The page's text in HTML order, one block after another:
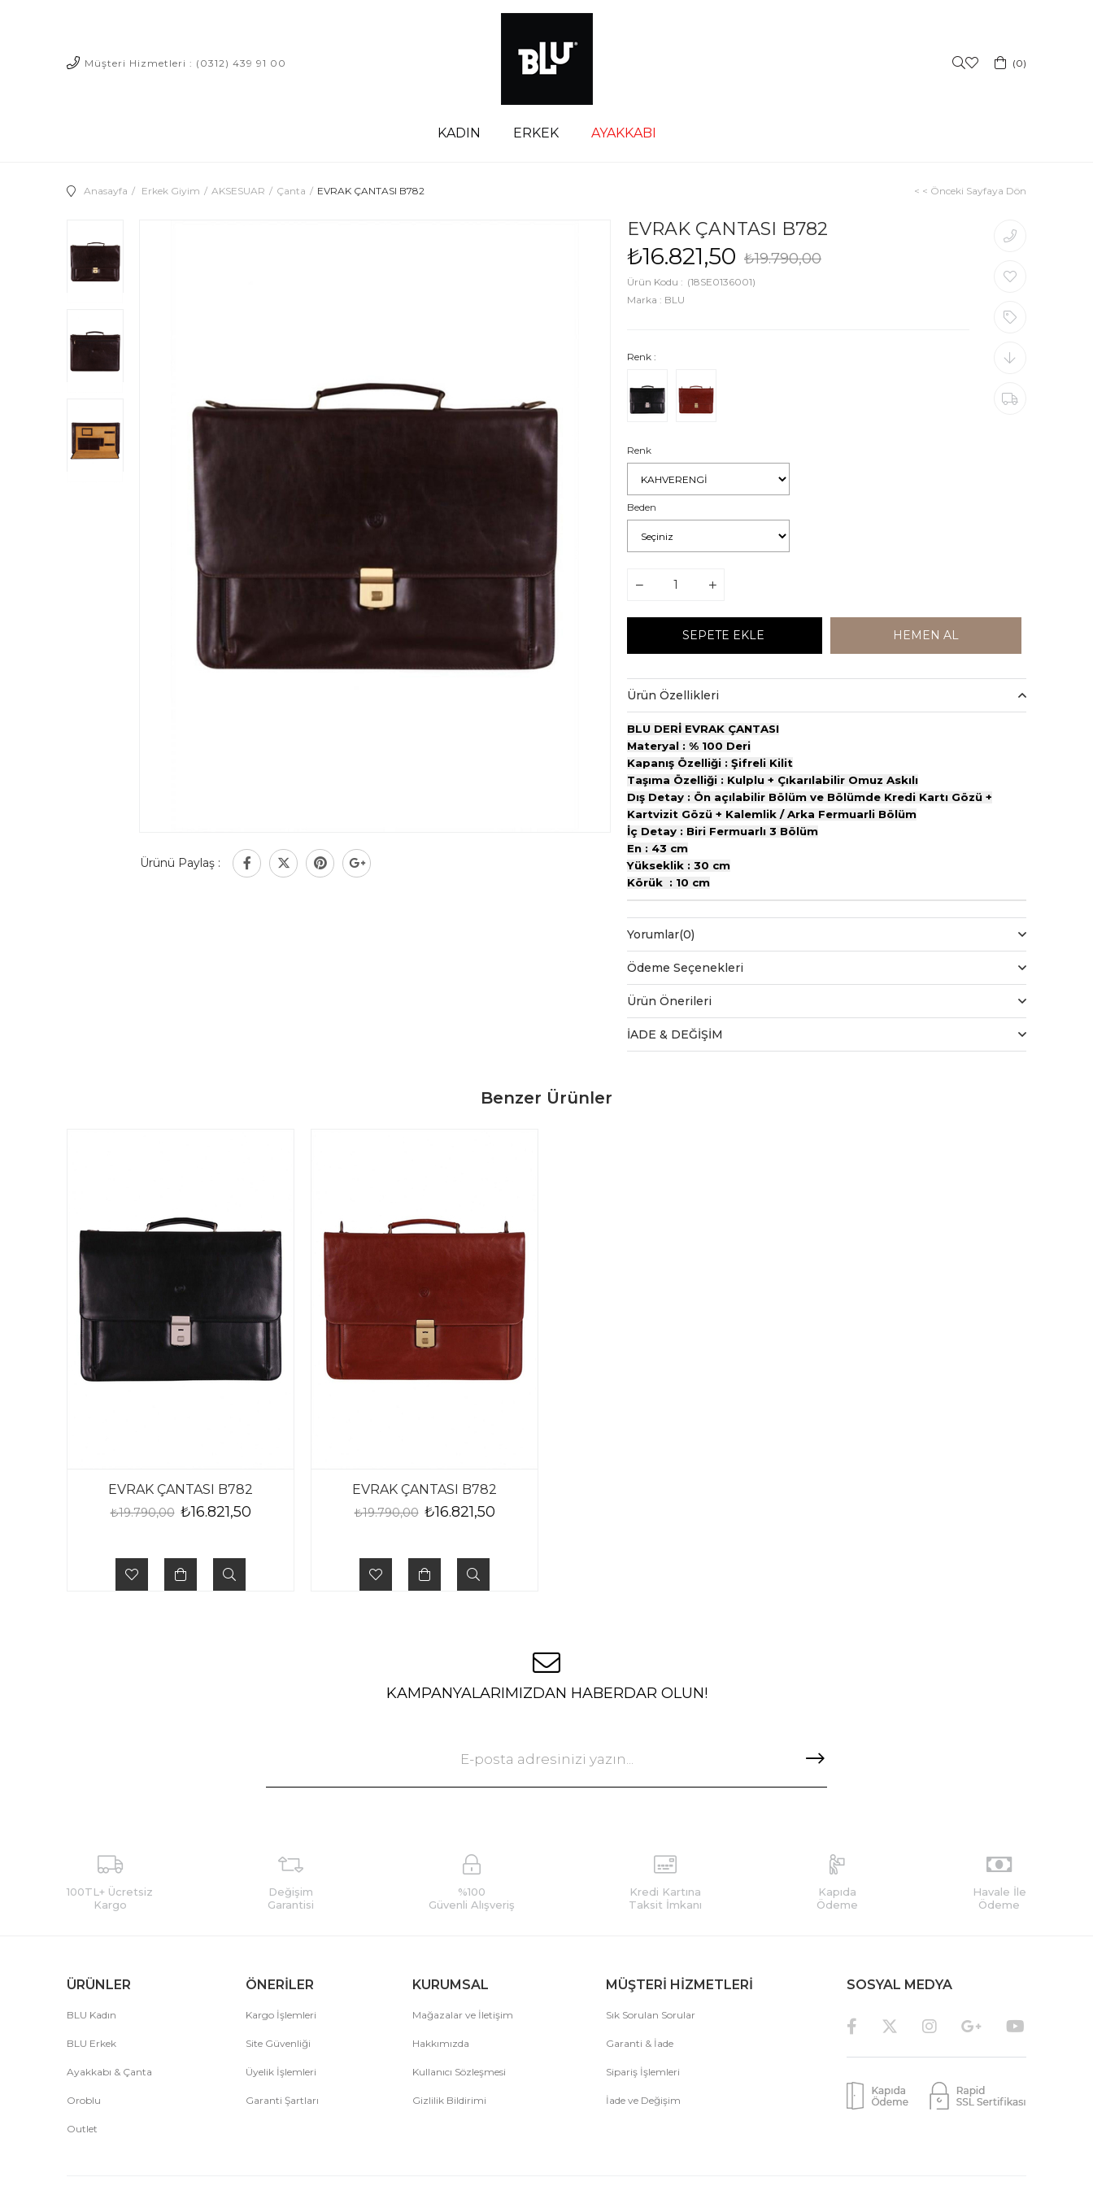
Müşteri Hizmetleri : (0312) 439 91 00 0
KADIN ERKEK AYAKKABI
Anasayfa Erkek Giyim AKSESUAR Çanta EVRAK ÇANTASI B782 < < Önceki Sayfaya Dön
Ürünü Paylaş :
EVRAK ÇANTASI B782
₺19.790,00
₺16.821,50
(18SE0136001)
Marka : BLU
Renk :
Renk
Beden
Ürün Özellikleri
BLU DERİ EVRAK ÇANTASI
Materyal : % 100 Deri
Kapanış Özelliği : Şifreli Kilit
Taşıma Özelliği : Kulplu + Çıkarılabilir Omuz Askılı
Dış Detay : Ön açılabilir Bölüm ve Bölümde Kredi Kartı Gözü +
Kartvizit Gözü + Kalemlik / Arka Fermuarli Bölüm
İç Detay : Biri Fermuarlı 3 Bölüm
En : 43 cm
Yükseklik : 30 cm
Körük : 10 cm
Yorumlar(0)
Ödeme Seçenekleri
Ürün Önerileri
İADE & DEĞİŞİM
Benzer Ürünler
EVRAK ÇANTASI B782
₺16.821,50
₺19.790,00
EVRAK ÇANTASI B782
₺16.821,50
₺19.790,00
KAMPANYALARIMIZDAN HABERDAR OLUN!
100TL+ Ücretsiz
Kargo
Değişim
Garantisi
%100
Güvenli Alışveriş
Kredi Kartına
Taksit İmkanı
Kapıda
Ödeme
Havale İle
Ödeme
ÜRÜNLER
BLU Kadın
BLU Erkek
Ayakkabı & Çanta
Oroblu
Outlet
ÖNERİLER
Kargo İşlemleri
Site Güvenliği
Üyelik İşlemleri
Garanti Şartları
KURUMSAL
Mağazalar ve İletişim
Hakkımızda
Kullanıcı Sözleşmesi
Gizlilik Bildirimi
MÜŞTERİ HİZMETLERİ
Sık Sorulan Sorular
Garanti & İade
Sipariş İşlemleri
İade ve Değişim
SOSYAL MEDYA